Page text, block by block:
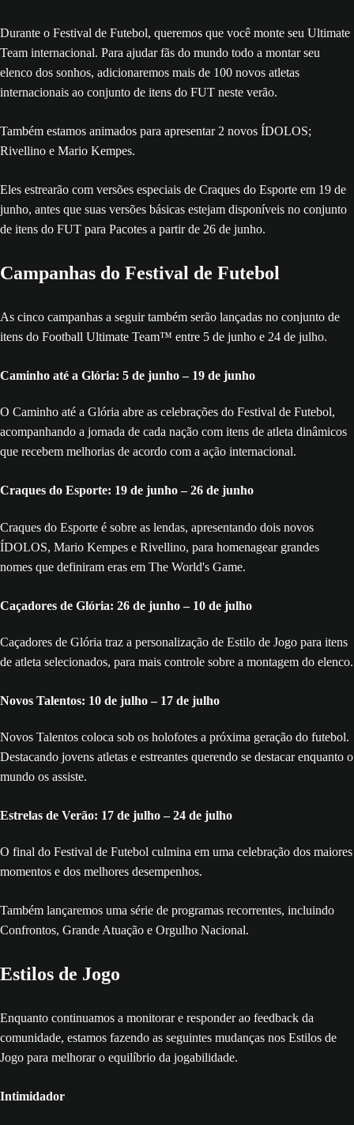
Durante o Festival de Futebol, queremos que você monte seu Ultimate
Team internacional. Para ajudar fãs do mundo todo a montar seu
elenco dos sonhos, adicionaremos mais de 100 novos atletas
internacionais ao conjunto de itens do FUT neste verão.
Também estamos animados para apresentar 2 novos ÍDOLOS;
Rivellino e Mario Kempes.
Eles estrearão com versões especiais de Craques do Esporte em 19 de
junho, antes que suas versões básicas estejam disponíveis no conjunto
de itens do FUT para Pacotes a partir de 26 de junho.
Campanhas do Festival de Futebol
As cinco campanhas a seguir também serão lançadas no conjunto de
itens do Football Ultimate Team™ entre 5 de junho e 24 de julho.
Caminho até a Glória: 5 de junho – 19 de junho
O Caminho até a Glória abre as celebrações do Festival de Futebol,
acompanhando a jornada de cada nação com itens de atleta dinâmicos
que recebem melhorias de acordo com a ação internacional.
Craques do Esporte: 19 de junho – 26 de junho
Craques do Esporte é sobre as lendas, apresentando dois novos
ÍDOLOS, Mario Kempes e Rivellino, para homenagear grandes
nomes que definiram eras em The World's Game.
Caçadores de Glória: 26 de junho – 10 de julho
Caçadores de Glória traz a personalização de Estilo de Jogo para itens
de atleta selecionados, para mais controle sobre a montagem do elenco.
Novos Talentos: 10 de julho – 17 de julho
Novos Talentos coloca sob os holofotes a próxima geração do futebol.
Destacando jovens atletas e estreantes querendo se destacar enquanto o
mundo os assiste.
Estrelas de Verão: 17 de julho – 24 de julho
O final do Festival de Futebol culmina em uma celebração dos maiores
momentos e dos melhores desempenhos.
Também lançaremos uma série de programas recorrentes, incluindo
Confrontos, Grande Atuação e Orgulho Nacional.
Estilos de Jogo
Enquanto continuamos a monitorar e responder ao feedback da
comunidade, estamos fazendo as seguintes mudanças nos Estilos de
Jogo para melhorar o equilíbrio da jogabilidade.
Intimidador